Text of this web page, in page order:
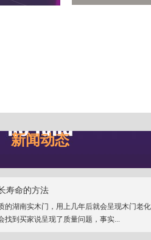
新闻动态
寿命的方法
的湖南实木门，用上几年后就会呈现木门老
找到买家说呈现了质量问题，事实...